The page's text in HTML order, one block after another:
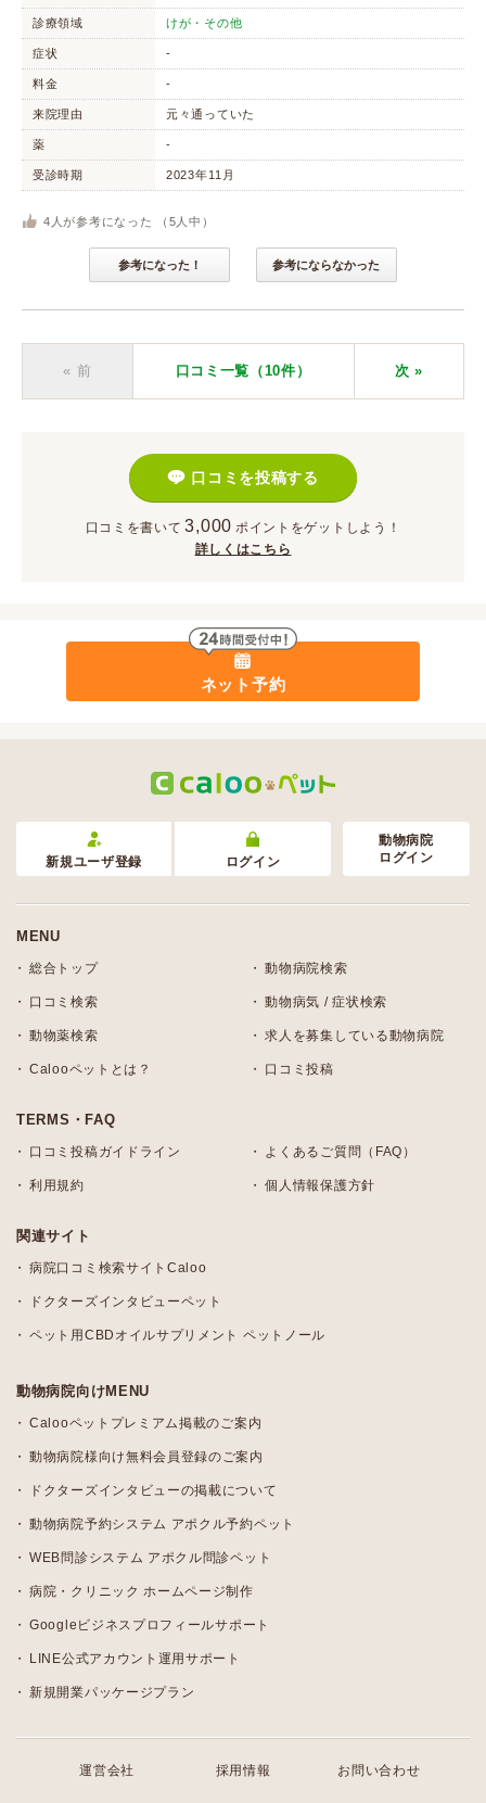
診療領域 けが・その他
症状 -
料金 -
来院理由 元々通っていた
薬 -
受診時期 2023年11月
4 人が参考になった （ 5 人中）
参考になった！ 参考にならなかった
« 前 口コミ一覧（10件） 次 »
口コミを投稿する
口コミを書いて 3,000 ポイント をゲットしよう！
詳しくはこちら
ネット予約
新規ユーザ登録 ログイン
動物病院
ログイン
MENU
総合トップ 動物病院検索
口コミ検索 動物病気 / 症状検索
動物薬検索 求人を募集している動物病院
Calooペットとは？ 口コミ投稿
TERMS・FAQ
口コミ投稿ガイドライン よくあるご質問（FAQ）
利用規約 個人情報保護方針
関連サイト
病院口コミ検索サイトCaloo
ドクターズインタビューペット
ペット用CBDオイルサプリメント ペットノール
動物病院向けMENU
Calooペットプレミアム掲載のご案内
動物病院様向け無料会員登録のご案内
ドクターズインタビューの掲載について
動物病院予約システム アポクル予約ペット
WEB問診システム アポクル問診ペット
病院・クリニック ホームページ制作
Googleビジネスプロフィールサポート
LINE公式アカウント運用サポート
新規開業パッケージプラン
運営会社 採用情報 お問い合わせ